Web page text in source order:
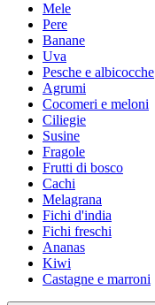
Mele
Pere
Banane
Uva
Pesche e albicocche
Agrumi
Cocomeri e meloni
Ciliegie
Susine
Fragole
Frutti di bosco
Cachi
Melagrana
Fichi d'india
Fichi freschi
Ananas
Kiwi
Castagne e marroni